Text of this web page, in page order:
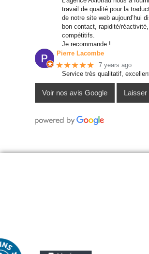
travail de qualité pour la
de notre site web aujourd’hui
bon contact, rapidité/
compétitifs.
Je recommande !
Pierre Lacombe
★★★★★
7 years ago
Service très qualitatif,
Voir nos avis Google Laisser